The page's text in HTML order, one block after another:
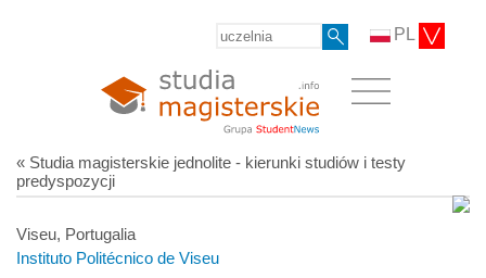
PL
« Studia magisterskie jednolite - kierunki studiów i testy
predyspozycji
Viseu, Portugalia
Instituto Politécnico de Viseu